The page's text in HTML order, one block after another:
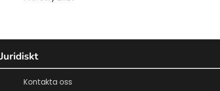
Juridiskt
Kontakta oss